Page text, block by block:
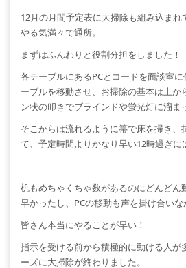
12月の月間予定表に大掃除も組み込ま
やる気満々で通所。
まずはふんわりと役割分担をしました！
各テーブルにあるPCとコードを面談室
ーブルを移動させ、お掃除の基本は上か
ン状の叩きでブラインドや蛍光灯に溜ま
そこからは流れるように箒で床を掃き、
て、予定時間よりかなり早い12時過ぎに
机もめちゃくちゃ数があるのにどんどん
早かったし、PCの移動も声を掛け合い
皆さん本当にやることが早い！
指示を受ける前から積極的に動ける人が
ーズに大掃除が終わりました。